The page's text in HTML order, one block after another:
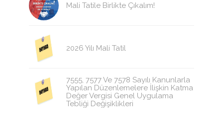
Mali Tatile Birlikte Çıkalım!
2026 Yılı Mali Tatil
7555, 7577 Ve 7578 Sayılı Kanunlarla
Yapılan Düzenlemelere İlişkin Katma
Değer Vergisi Genel Uygulama
Tebliği Değişiklikleri